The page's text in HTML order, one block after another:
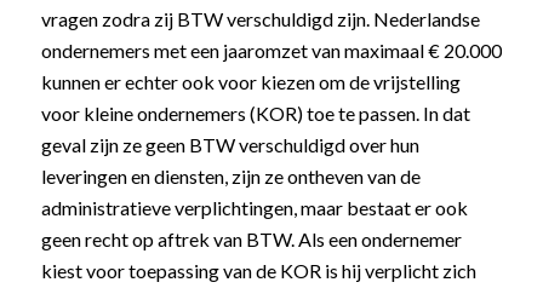
vragen zodra zij BTW verschuldigd zijn. Nederlandse
ondernemers met een jaaromzet van maximaal € 20.000
kunnen er echter ook voor kiezen om de vrijstelling
voor kleine ondernemers (KOR) toe te passen. In dat
geval zijn ze geen BTW verschuldigd over hun
leveringen en diensten, zijn ze ontheven van de
administratieve verplichtingen, maar bestaat er ook
geen recht op aftrek van BTW. Als een ondernemer
kiest voor toepassing van de KOR is hij verplicht zich